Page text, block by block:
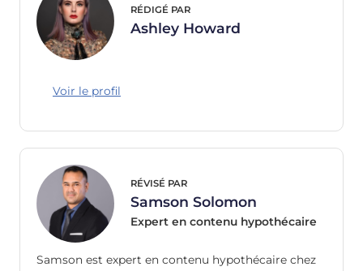
RÉDIGÉ PAR
Ashley Howard
Voir le profil
RÉVISÉ PAR
Samson Solomon
Expert en contenu hypothécaire
Samson est expert en contenu hypothécaire chez